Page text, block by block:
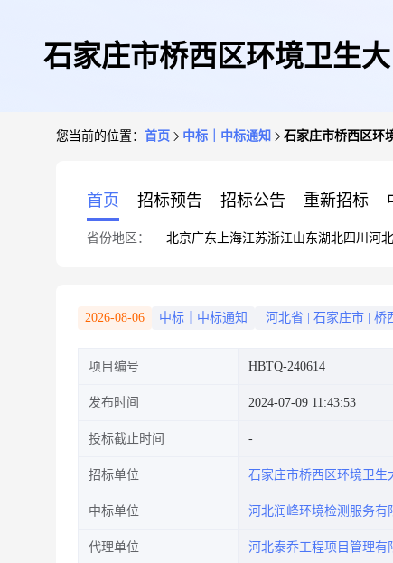
石家庄市桥西区环境卫生
您当前的位置： 首页 中标｜中标通知 石家庄市桥西区环
首页 招标预告 招标公告 重新招标
省份地区： 北京广东 上海江苏浙江山东湖北四川 河北
2026-08-06 中标｜中标通知 河北省 石家庄市 桥
项目编号 HBTQ-240614
发布时间 2024-07-09 11:43:53
投标截止时间
招标单位 石家庄市桥西区环境卫生
中标单位 河北润峰环境检测服务有
代理单位 河北泰乔工程项目管理有